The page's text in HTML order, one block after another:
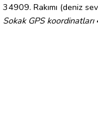
34909. Rakımı (deniz
Sokak GPS koordinatları